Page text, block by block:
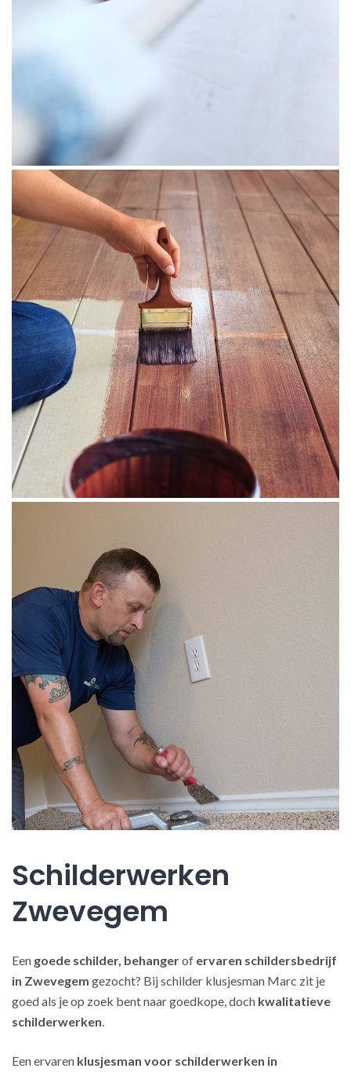
Schilderwerken
Zwevegem
Een goede schilder, behangerof ervaren schildersbedrijf
in Zwevegem gezocht? Bij schilder klusjesman Marc zit je
goed als je op zoek bent naar goedkope, doch kwalitatieve
schilderwerken.
Een ervaren klusjesman voor schilderwerken in